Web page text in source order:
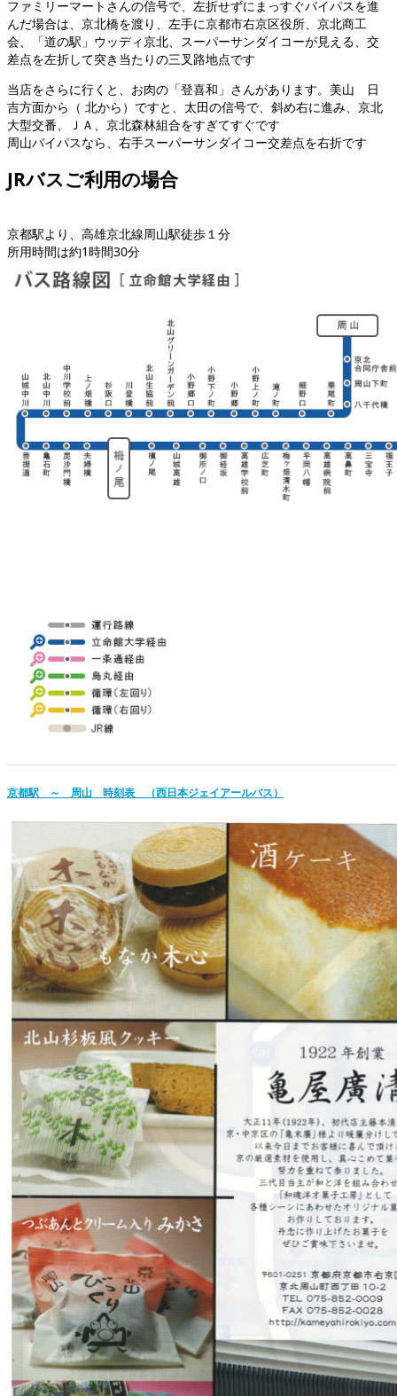
ファミリーマートさんの信号で、左折せずにまっすぐバイパスを進
んだ場合は、京北橋を渡り、左手に京都市右京区役所、京北商工
会、「道の駅」ウッディ京北、スーパーサンダイコーが見える、交
差点を左折して突き当たりの三叉路地点です
当店をさらに行くと、お肉の「登喜和」さんがあります。美山 日
吉方面から（ 北から）ですと、太田の信号で、斜め右に進み、京北
大型交番、ＪＡ、京北森林組合をすぎてすぐです
周山バイパスなら、右手スーパーサンダイコー交差点を右折です
JRバスご利用の場合
京都駅より、高雄京北線周山駅徒歩１分
所用時間は約1時間30分
京都駅 ～ 周山 時刻表 （西日本ジェイアールバス）